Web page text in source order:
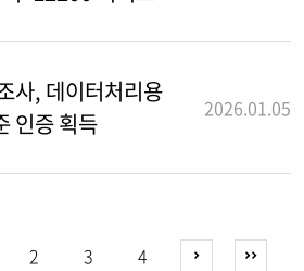
사, 데이터처리용
인증 획득
2026.01.05
2 3 4